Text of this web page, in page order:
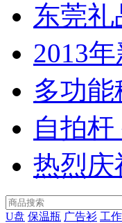
东莞
2013
多功
自拍
热烈庆
U盘 保温瓶 广告衫 工